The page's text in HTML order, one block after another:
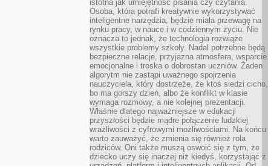
istotna jak umiejętność pisania czy czytania.
Osoba, która potrafi kreatywnie wykorzystywać
inteligentne narzędzia, będzie miała przewagę na
rynku pracy, w nauce i w codziennym życiu. Nie
oznacza to jednak, że technologia rozwiąże
wszystkie problemy szkoły. Nadal potrzebne będą
bezpieczne relacje, przyjazna atmosfera, wsparcie
emocjonalne i troska o dobrostan uczniów. Żaden
algorytm nie zastąpi uważnego spojrzenia
nauczyciela, który dostrzeże, że ktoś siedzi cicho,
bo ma gorszy dzień, albo że konflikt w klasie
wymaga rozmowy, a nie kolejnej prezentacji.
Właśnie dlatego najważniejsze w edukacji
przyszłości będzie mądre połączenie ludzkiej
wrażliwości z cyfrowymi możliwościami. Na końcu
warto zauważyć, że zmienia się również rola
rodziców. Oni także muszą oswoić się z tym, że
dziecko uczy się inaczej niż kiedyś, korzystając z